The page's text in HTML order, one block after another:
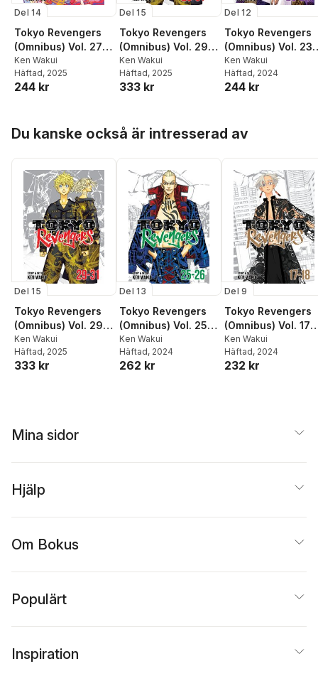
Del 14
Tokyo Revengers
(Omnibus) Vol. 27-
28
Ken Wakui
Häftad, 2025
244 kr
Del 15
Tokyo Revengers
(Omnibus) Vol. 29-
31
Ken Wakui
Häftad, 2025
333 kr
Del 12
Tokyo Revengers
(Omnibus) Vol. 23-
24
Ken Wakui
Häftad, 2024
244 kr
Du kanske också är intresserad av
Del 15
Tokyo Revengers
(Omnibus) Vol. 29-
31
Ken Wakui
Häftad, 2025
333 kr
Del 13
Tokyo Revengers
(Omnibus) Vol. 25-
26
Ken Wakui
Häftad, 2024
262 kr
Del 9
Tokyo Revengers
(Omnibus) Vol. 17-
18
Ken Wakui
Häftad, 2024
232 kr
Mina sidor
Hjälp
Om Bokus
Populärt
Inspiration